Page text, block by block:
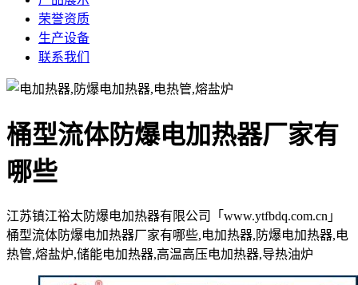
荣誉资质
生产设备
联系我们
桶型流体防爆电加热器厂家有
哪些
江苏镇江裕太防爆电加热器有限公司「www.ytfbdq.com.cn」
桶型流体防爆电加热器厂家有哪些,电加热器,防爆电加热器,电
热管,熔盐炉,储能电加热器,高温高压电加热器,导热油炉